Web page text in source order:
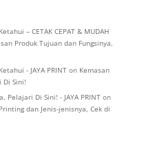
– CETAK CEPAT & MUDAH
Produk Tujuan dan Fungsinya,
- JAYA PRINTon Kemasan
Di Sini!
Pelajari Di Sini! - JAYA PRINTon
dan Jenis-jenisnya, Cek di